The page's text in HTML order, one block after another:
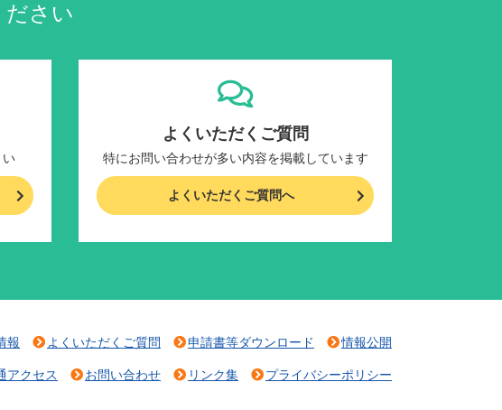
ださい
い
よくいただくご質問
特にお問い合わせが多い内容を掲載しています
よくいただくご質問へ
報 よくいただくご質問 申請書等ダウンロード 情報公開
アクセス お問い合わせ リンク集 プライバシーポリシー